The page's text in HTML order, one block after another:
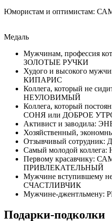
Юмористам и оптимистам:
Медаль
Мужчинам, профессия
ЗОЛОТЫЕ РУЧКИ
Худого и высокого
КИПАРИС
Коллега, который не
НЕУЛОВИМЫЙ
Коллега, который
СОНЯ или ДОБРОЕ
Активист и
Хозяйственный,
Отзывчивый
Самый молодой
Первому красавчику:
ПРИВЛЕКАТЕЛЬНЫЙ
Мужчине вступившему
СЧАСТЛИВЧИК
Мужчине-
Подарки-подколки